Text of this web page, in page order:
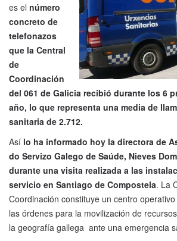
es el número
concreto de
telefonazos
que la Central
de
Coordinación
del 061 de Galicia recibió durante los 6
año, lo que representa una media de
sanitaria de 2.712.
Así lo ha informado hoy la directora de
do Servizo Galego de Saúde, Nieves
durante una visita realizada a las
servicio en Santiago de Compostela. La
Coordinación constituye un centro
las órdenes para la movilización de
la geografía gallega ante una emergencia